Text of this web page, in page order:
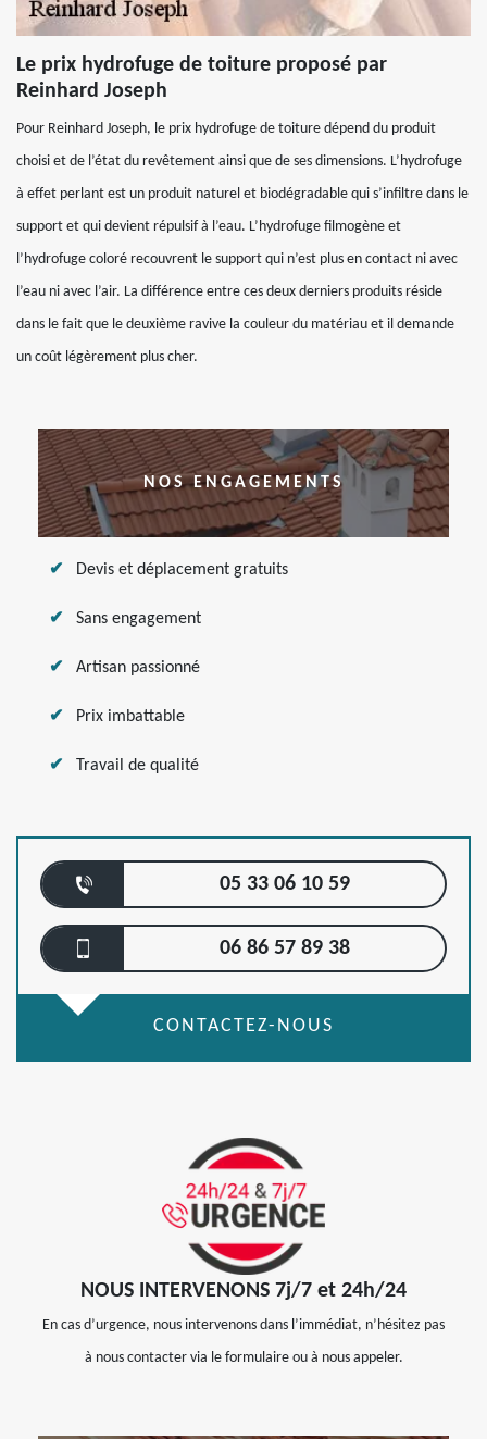
Le prix hydrofuge de toiture proposé par
Reinhard Joseph
Pour Reinhard Joseph, le prix hydrofuge de toiture dépend du produit
choisi et de l’état du revêtement ainsi que de ses dimensions. L’hydrofuge
à effet perlant est un produit naturel et biodégradable qui s’infiltre dans le
support et qui devient répulsif à l’eau. L’hydrofuge filmogène et
l’hydrofuge coloré recouvrent le support qui n’est plus en contact ni avec
l’eau ni avec l’air. La différence entre ces deux derniers produits réside
dans le fait que le deuxième ravive la couleur du matériau et il demande
un coût légèrement plus cher.
NOS ENGAGEMENTS
Devis et déplacement gratuits
Sans engagement
Artisan passionné
Prix imbattable
Travail de qualité
05 33 06 10 59
06 86 57 89 38
CONTACTEZ-NOUS
NOUS INTERVENONS 7j/7 et 24h/24
En cas d’urgence, nous intervenons dans l’immédiat, n’hésitez pas
à nous contacter via le formulaire ou à nous appeler.